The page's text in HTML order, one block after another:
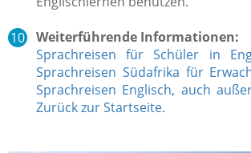
Weiterführende Informationen:
Sprachreisen für Schüler in
Sprachreisen Südafrika für
Sprachreisen Englisch, auch
Zurück zur Startseite.